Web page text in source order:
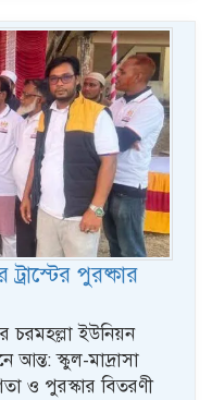
পুরষ্কার
চরমহল্লা ইউনিয়ন
আন্ত: স্কুল-মাদ্রাসা
ও পুরস্কার বিতরণী